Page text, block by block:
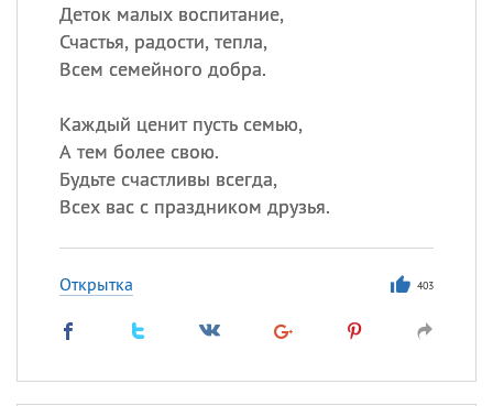
Деток малых воспитание,
Счастья, радости, тепла,
Всем семейного добра.
Каждый ценит пусть семью,
А тем более свою.
Будьте счастливы всегда,
Всех вас с праздником друзья.
Открытка 403